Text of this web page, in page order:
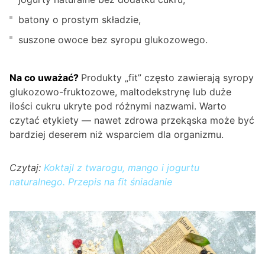
batony o prostym składzie,
suszone owoce bez syropu glukozowego.
Na co uważać? Produkty „fit” często zawierają syropy
glukozowo-fruktozowe, maltodekstrynę lub duże
ilości cukru ukryte pod różnymi nazwami. Warto
czytać etykiety — nawet zdrowa przekąska może być
bardziej deserem niż wsparciem dla organizmu.
Czytaj: Koktajl z twarogu, mango i jogurtu
naturalnego. Przepis na fit śniadanie